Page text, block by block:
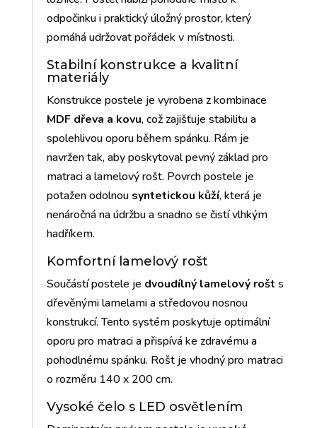
odpočinku i praktický úložný prostor, který
pomáhá udržovat pořádek v místnosti.
Stabilní konstrukce a kvalitní
materiály
Konstrukce postele je vyrobena z kombinace
MDF dřeva a kovu, což zajišťuje stabilitu a
spolehlivou oporu během spánku. Rám je
navržen tak, aby poskytoval pevný základ pro
matraci a lamelový rošt. Povrch postele je
potažen odolnou syntetickou kůží, která je
nenáročná na údržbu a snadno se čistí vlhkým
hadříkem.
Komfortní lamelový rošt
Součástí postele je dvoudílný lamelový rošt s
dřevěnými lamelami a středovou nosnou
konstrukcí. Tento systém poskytuje optimální
oporu pro matraci a přispívá ke zdravému a
pohodlnému spánku. Rošt je vhodný pro matraci
o rozměru 140 x 200 cm.
Vysoké čelo s LED osvětlením